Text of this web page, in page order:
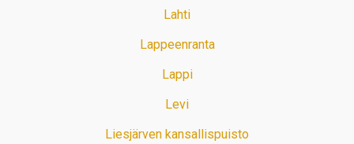
Lahti
Lappeenranta
Lappi
Levi
Liesjärven kansallispuisto